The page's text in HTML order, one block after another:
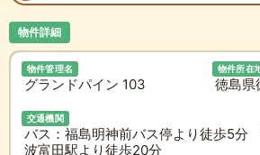
物件詳細
物件管理名
グランドパイン 103
物件所在
徳島県
交通機関
バス：福島明神前バス停より徒歩5分
波富田駅より徒歩20分